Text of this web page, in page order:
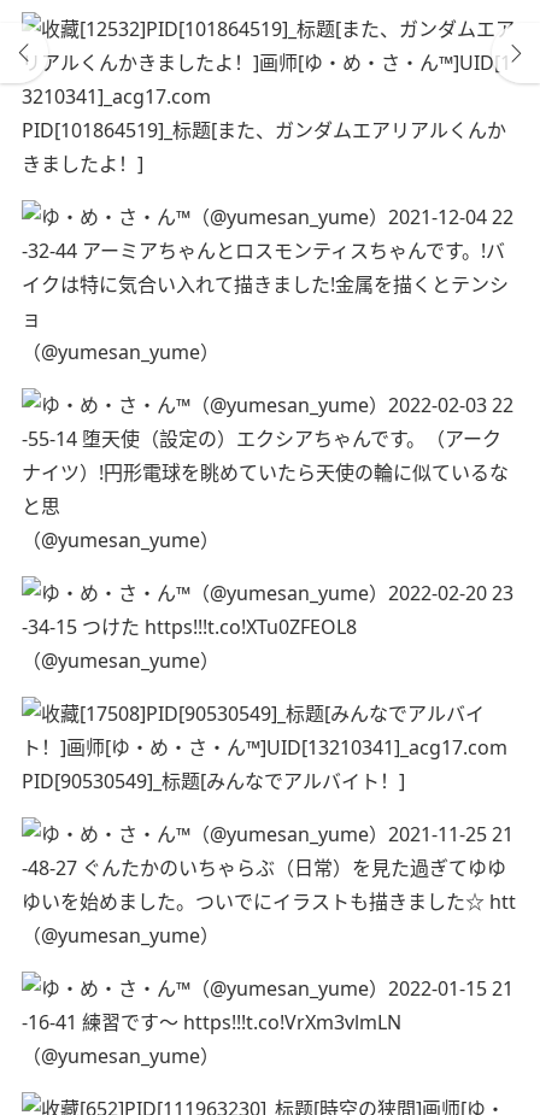
PID[101864519]_标题[また、ガンダムエアリアルくんか
きましたよ！]
（@yumesan_yume）
（@yumesan_yume）
（@yumesan_yume）
PID[90530549]_标题[みんなでアルバイト！]
（@yumesan_yume）
（@yumesan_yume）